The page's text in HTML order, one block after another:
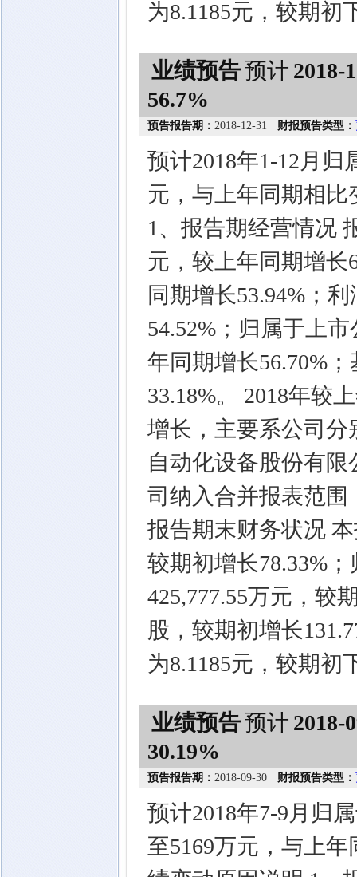
为8.1185元，较期初
业绩预告预计 2018-
56.7%
预告报告期： 2018-12-31 财报预告类型：
预计2018年1-12月归
元，与上年同期相比
1、报告期经营情况
元，较上年同期增长
同期增长53.94%；
54.52%；归属于上
年同期增长56.70%
33.18%。 2018年较
增长，主要系公司分
自动化设备股份有
司纳入合并报表范围
报告期末财务状况
较期初增长78.33%
425,777.55万元，较
股，较期初增长
为8.1185元，较期初
业绩预告预计 2018-
30.19%
预告报告期： 2018-09-30 财报预告类型：
预计2018年7-9月归
至5169万元，与上年